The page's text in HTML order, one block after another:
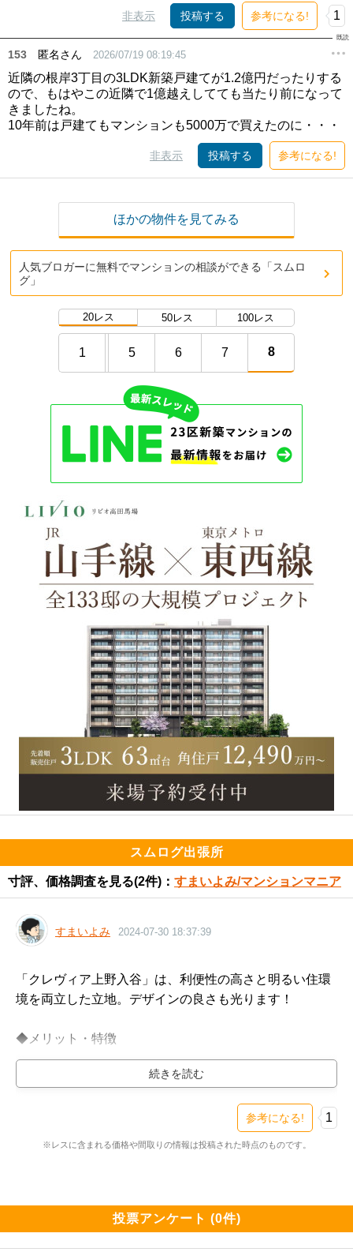
非表示 投稿する 参考になる! 1
153 匿名さん 2026/07/19 08:19:45
近隣の根岸3丁目の3LDK新築戸建てが1.2億円だったりする
ので、もはやこの近隣で1億越えしてても当たり前になって
きましたね。
10年前は戸建てもマンションも5000万で買えたのに・・・
非表示 投稿する 参考になる!
ほかの物件を見てみる
人気ブロガーに無料でマンションの相談ができる「スムロ
グ」
20レス 50レス 100レス
1 5 6 7 8
スムログ出張所
寸評、価格調査を見る(2件)： すまいよみ/マンションマニア
すまいよみ 2024-07-30 18:37:39
「クレヴィア上野入谷」は、利便性の高さと明るい住環
境を両立した立地。デザインの良さも光ります！
◆メリット・特徴
1、山手線「鶯谷」駅徒歩6分、日比谷線「入谷」駅徒歩
3、全戸南西向き、前面の建物まで約34ｍの離隔を確保
参考になる! 1
※レスに含まれる価格や間取りの情報は投稿された時点のものです。
投票アンケート (0件)